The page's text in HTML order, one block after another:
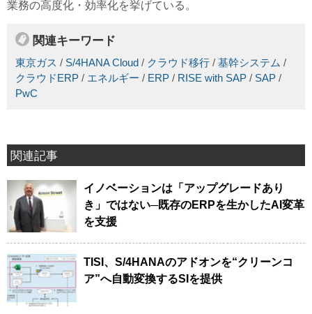
業務の高度化・効率化を挙げている。
関連キーワード
東京ガス / S/4HANA Cloud / クラウド移行 / 基幹システム /
クラウドERP / エネルギー / ERP / RISE with SAP / SAP /
PwC
関連記事
イノベーションは「アップグレードあり
き」ではない─既存のERPを生かしたAI変革
を支援
TISI、S/4HANAのアドオンを“クリーンコ
ア”へ自動変換するSIを提供